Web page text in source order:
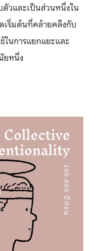
วและเป็นส่วนหนึ่งใน
ริ่มต้นที่คล้ายคลึงกับ
ในการแยกแยะและ
ยหนึ่ง